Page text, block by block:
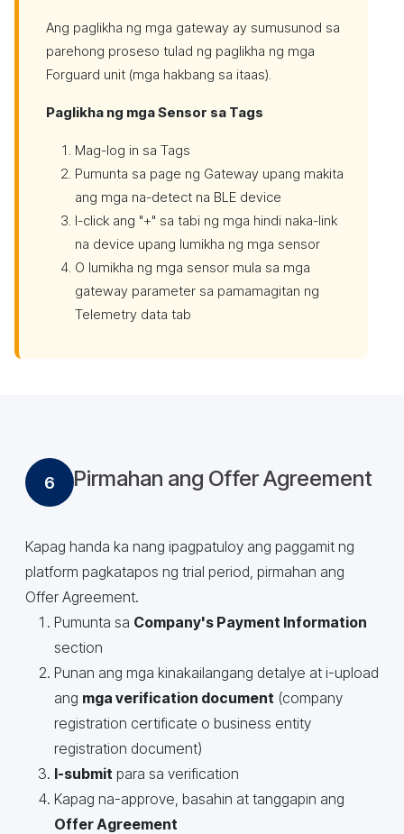
Ang paglikha ng mga gateway ay sumusunod sa
parehong proseso tulad ng paglikha ng mga
Forguard unit (mga hakbang sa itaas).
Paglikha ng mga Sensor sa Tags
Mag-log in sa Tags
Pumunta sa page ng Gateway upang makita
ang mga na-detect na BLE device
I-click ang "+" sa tabi ng mga hindi naka-link
na device upang lumikha ng mga sensor
O lumikha ng mga sensor mula sa mga
gateway parameter sa pamamagitan ng
Telemetry data tab
6 Pirmahan ang Offer Agreement
Kapag handa ka nang ipagpatuloy ang paggamit ng
platform pagkatapos ng trial period, pirmahan ang
Offer Agreement.
Pumunta sa Company's Payment Information
section
Punan ang mga kinakailangang detalye at i-upload
ang mga verification document (company
registration certificate o business entity
registration document)
I-submit para sa verification
Kapag na-approve, basahin at tanggapin ang
Offer Agreement